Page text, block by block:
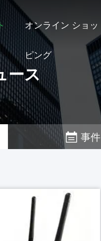
オンライン ショッ
ピング
ース
事件